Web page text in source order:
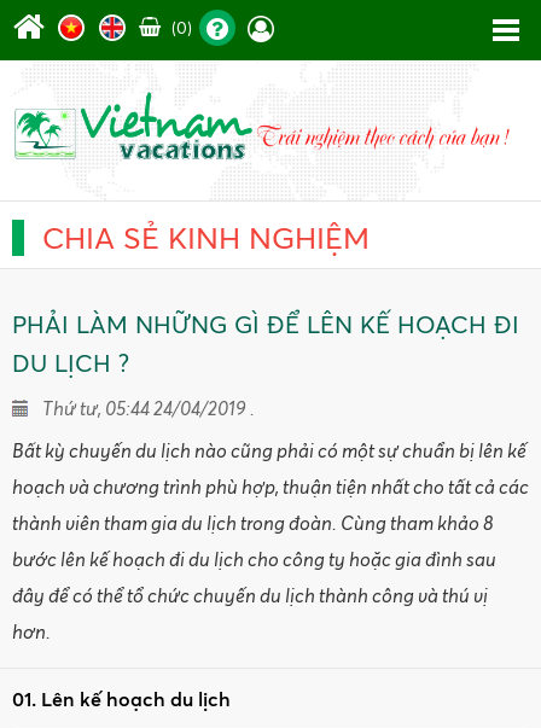
(0)
CHIA SẺ KINH NGHIỆM
PHẢI LÀM NHỮNG GÌ ĐỂ LÊN KẾ HOẠCH ĐI
DU LỊCH ?
Thứ tư, 05:44 24/04/2019 .
Bất kỳ chuyến du lịch nào cũng phải có một sự chuẩn bị lên kế
hoạch và chương trình phù hợp, thuận tiện nhất cho tất cả các
thành viên tham gia du lịch trong đoàn. Cùng tham khảo 8
bước lên kế hoạch đi du lịch cho công ty hoặc gia đình sau
đây để có thể tổ chức chuyến du lịch thành công và thú vị
hơn.
01. Lên kế hoạch du lịch